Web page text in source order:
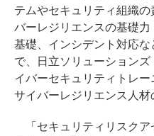
テムやセキュリティ組織
バーレジリエンスの基礎
基礎、インシデント対応
で、日立ソリューション
イバーセキュリティトレ
サイバーレジリエンス人材
「セキュリティリスクア